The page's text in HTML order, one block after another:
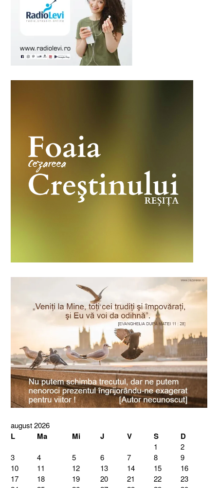
august 2026
L Ma Mi J V S D
1
2
3
4 5 6 7 8
9
10
11 12 13 14 15
16
17
18 19 20 21 22
23